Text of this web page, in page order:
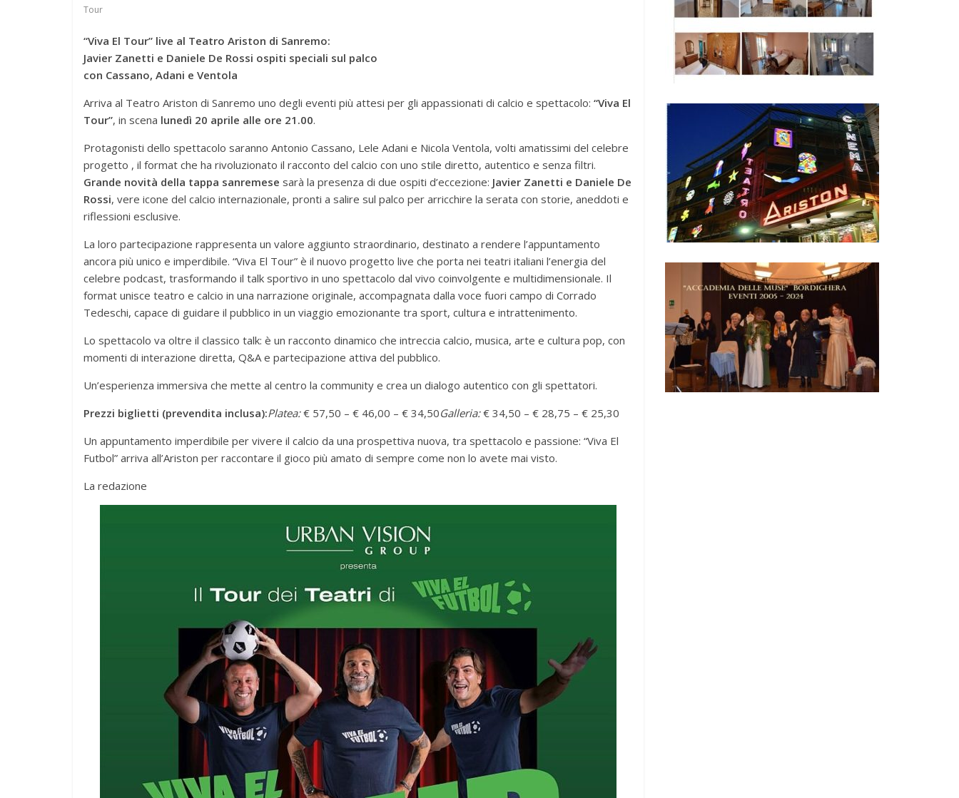
Tour
“Viva El Tour” live al Teatro Ariston di Sanremo:
Javier Zanetti e Daniele De Rossi ospiti speciali sul palco
con Cassano, Adani e Ventola
Arriva al Teatro Ariston di Sanremo uno degli eventi più attesi per gli appassionati di calcio e spettacolo: “Viva El
Tour”, in scena lunedì 20 aprile alle ore 21.00.
Protagonisti dello spettacolo saranno Antonio Cassano, Lele Adani e Nicola Ventola, volti amatissimi del celebre
progetto , il format che ha rivoluzionato il racconto del calcio con uno stile diretto, autentico e senza filtri.
Grande novità della tappa sanremese sarà la presenza di due ospiti d’eccezione: Javier Zanetti e Daniele De
Rossi, vere icone del calcio internazionale, pronti a salire sul palco per arricchire la serata con storie, aneddoti e
riflessioni esclusive.
La loro partecipazione rappresenta un valore aggiunto straordinario, destinato a rendere l’appuntamento
ancora più unico e imperdibile. “Viva El Tour” è il nuovo progetto live che porta nei teatri italiani l’energia del
celebre podcast, trasformando il talk sportivo in uno spettacolo dal vivo coinvolgente e multidimensionale. Il
format unisce teatro e calcio in una narrazione originale, accompagnata dalla voce fuori campo di Corrado
Tedeschi, capace di guidare il pubblico in un viaggio emozionante tra sport, cultura e intrattenimento.
Lo spettacolo va oltre il classico talk: è un racconto dinamico che intreccia calcio, musica, arte e cultura pop, con
momenti di interazione diretta, Q&A e partecipazione attiva del pubblico.
Un’esperienza immersiva che mette al centro la community e crea un dialogo autentico con gli spettatori.
Prezzi biglietti (prevendita inclusa):Platea:€ 57,50 – € 46,00 – € 34,50Galleria:€ 34,50 – € 28,75 – € 25,30
Un appuntamento imperdibile per vivere il calcio da una prospettiva nuova, tra spettacolo e passione: “Viva El
Futbol” arriva all’Ariston per raccontare il gioco più amato di sempre come non lo avete mai visto.
La redazione